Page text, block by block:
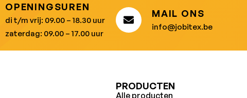
OPENINGSUREN
di t/m vrij: 09.00 – 18.30 uur
zaterdag: 09.00 – 17.00 uur
MAIL ONS
info@jobitex.be
PRODUCTEN
Alle producten